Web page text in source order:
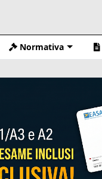
Normativa